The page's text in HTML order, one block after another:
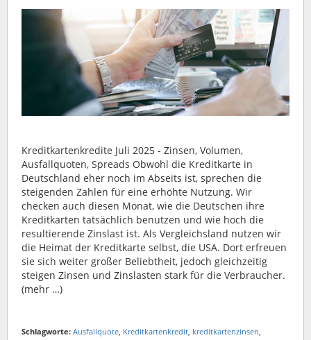
Kreditkartenkredite Juli 2025 - Zinsen, Volumen,
Ausfallquoten, Spreads Obwohl die Kreditkarte in
Deutschland eher noch im Abseits ist, sprechen die
steigenden Zahlen für eine erhöhte Nutzung. Wir
checken auch diesen Monat, wie die Deutschen ihre
Kreditkarten tatsächlich benutzen und wie hoch die
resultierende Zinslast ist. Als Vergleichsland nutzen wir
die Heimat der Kreditkarte selbst, die USA. Dort erfreuen
sie sich weiter großer Beliebtheit, jedoch gleichzeitig
steigen Zinsen und Zinslasten stark für die Verbraucher.
(mehr …)
Schlagworte: Ausfallquote, Kreditkartenkredit, kreditkartenzinsen,